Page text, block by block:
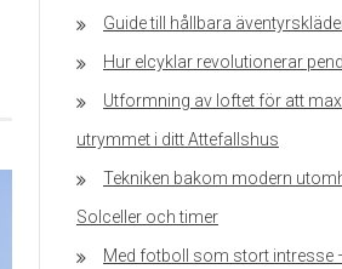
Guide till hållbara
Hur elcyklar revolutionerar
Utformning av loftet för att
utrymmet i ditt Attefallshus
Tekniken bakom modern
Solceller och timer
Med fotboll som stort intresse